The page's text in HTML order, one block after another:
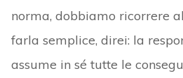
norma, dobbiamo ricorrere
farla semplice, direi: la
assume in sé tutte le